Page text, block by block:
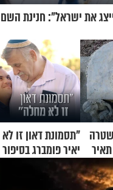
את ישראל": חנינת השם
"תסמונת דאון זו
יאיר פומברג
מעורר השראה